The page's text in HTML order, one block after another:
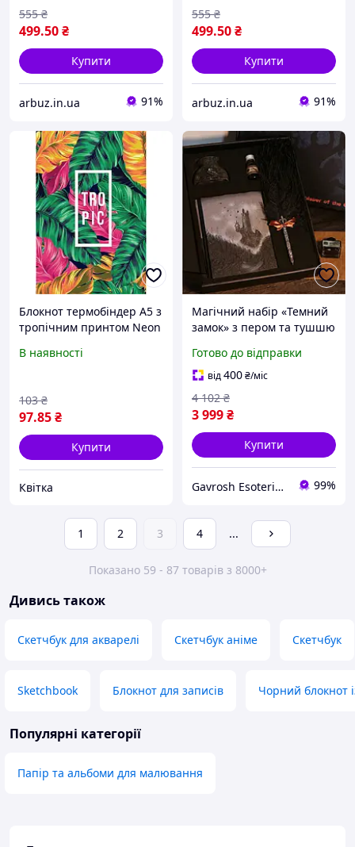
499.50₴
555 ₴
Купити
arbuz.in.ua 91%
499.50₴
555 ₴
Купити
arbuz.in.ua 91%
Блокнот термобіндер A5 з
тропічним принтом Neon
зелені сторінки
В наявності
97.85₴
103 ₴
Купити
Квітка
Магічний набір «Темний
замок» з пером та тушшю
цінителів містики та
каліграфії
Готово до відправки
від400₴/міс
3 999₴
4 102 ₴
Купити
Gavrosh Esoteric Store. Books & Tarot 99%
1 2 3 4 ...
Показано 59 - 87 товарів з 8000+
Дивись також
Скетчбук для акварелі Скетчбук аніме Скетчбук
Sketchbook Блокнот для записів Чорний блокнот
Популярні категорії
Папір та альбоми для малювання